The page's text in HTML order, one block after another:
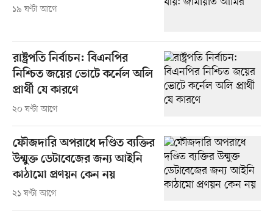
১৯ ঘণ্টা আগে
রাষ্ট্রপতি নির্বাচন: বিএনপির
নিশ্চিত জয়ের ভোটে কর্নেল অলি
প্রার্থী যে কারণে
২০ ঘণ্টা আগে
ফৌজদারি অপরাধে দণ্ডিত ব্যক্তির
উন্মুক্ত ডেটাবেজের জন্য আইনি
কাঠামো প্রণয়ন কেন নয়
২১ ঘণ্টা আগে